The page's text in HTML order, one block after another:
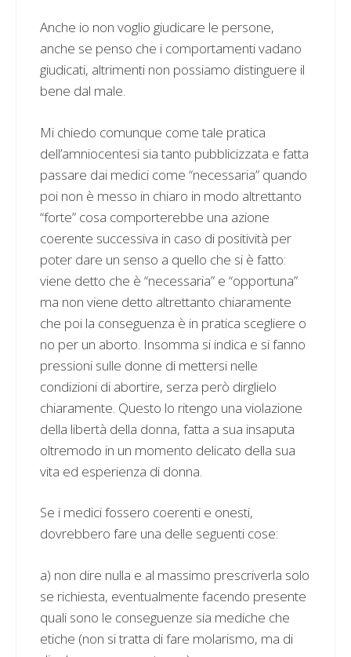
Anche io non voglio giudicare le persone,
anche se penso che i comportamenti vadano
giudicati, altrimenti non possiamo distinguere il
bene dal male.
Mi chiedo comunque come tale pratica
dell’amniocentesi sia tanto pubblicizzata e fatta
passare dai medici come “necessaria” quando
poi non è messo in chiaro in modo altrettanto
“forte” cosa comporterebbe una azione
coerente successiva in caso di positività per
poter dare un senso a quello che si è fatto:
viene detto che è “necessaria” e “opportuna”
ma non viene detto altrettanto chiaramente
che poi la conseguenza è in pratica scegliere o
no per un aborto. Insomma si indica e si fanno
pressioni sulle donne di mettersi nelle
condizioni di abortire, serza però dirglielo
chiaramente. Questo lo ritengo una violazione
della libertà della donna, fatta a sua insaputa
oltremodo in un momento delicato della sua
vita ed esperienza di donna.
Se i medici fossero coerenti e onesti,
dovrebbero fare una delle seguenti cose:
a) non dire nulla e al massimo prescriverla solo
se richiesta, eventualmente facendo presente
quali sono le conseguenze sia mediche che
etiche (non si tratta di fare molarismo, ma di